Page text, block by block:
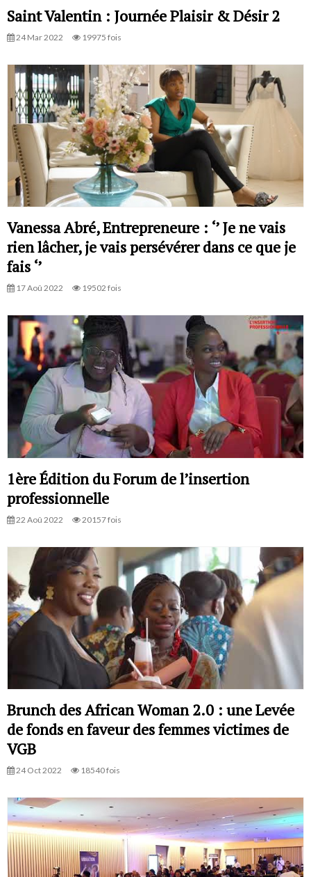
Saint Valentin : Journée Plaisir & Désir 2
24 Mar 2022 19975 fois
Vanessa Abré, Entrepreneure : ‘’ Je ne vais
rien lâcher, je vais persévérer dans ce que je
fais ‘’
17 Aoû 2022 19502 fois
1ère Édition du Forum de l’insertion
professionnelle
22 Aoû 2022 20157 fois
Brunch des African Woman 2.0 : une Levée
de fonds en faveur des femmes victimes de
VGB
24 Oct 2022 18540 fois